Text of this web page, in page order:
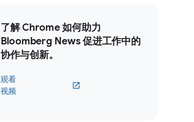
了解 Chrome 如何助力
Bloomberg News 促进工作中的
协作与创新。
观看
视频